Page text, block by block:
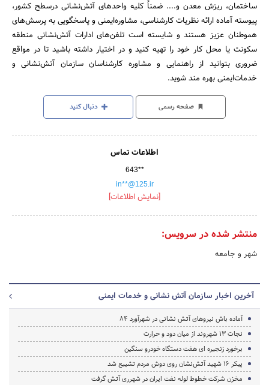
ساختمان، ‌ریزش معدن و.... ضمناً کلیه واحدهای آتش‌نشانی درسطح کشور،
پیوسته آماده ارائه نظریات کارشناسی، ‌مشاوره‌ایمنی و پاسخگویی به پرسش‌های
هموطنان عزیز هستند و شایسته است تلفن‌های ادارات آتش‌نشانی منطقه
سکونت یا محل کار خود را تهیه کنید و در اختیار داشته باشید تا در مواقع
ضروری بتوانید از راهنمایی و مشاوره کارشناسان سازمان آتش‌نشانی و
خدمات‌ایمنی بهره مند شوید.
صفحه رسمی دنبال کنید
اطلاعات تماس
643**
in**@125.ir
[نمایش اطلاعات]
منتشر شده در سرویس:
شهر و جامعه
آخرین اخبار سازمان آتش نشانی و خدمات ایمنی
آماده باش نیروهای آتش نشانی در شهرآورد 84
نجات 13 شهروند از میان دود و حرارت
برخورد زنجیره ای هفت دستگاه خودرو سنگین
پیکر ۱۶ شهید آتش‌نشان روی دوش مردم تشییع شد
مخزن شرکت خطوط لوله نفت ایران در شهرری آتش گرفت